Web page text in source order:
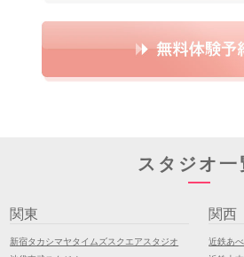
スタジオ一
関東
新宿タカシマヤタイムズスクエアスタジオ
関西
近鉄あ